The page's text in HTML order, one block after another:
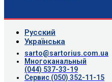
Русский
Українська
sarto@sartorius.com.ua
Многоканальный
(044) 537-33-19
Сервис (050) 352-11-15